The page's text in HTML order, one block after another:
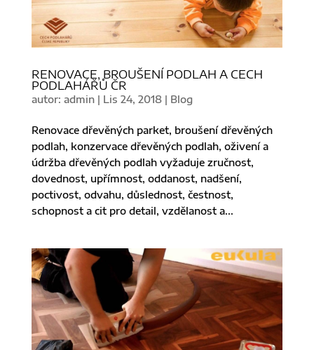
RENOVACE, BROUŠENÍ PODLAH A CECH
PODLAHÁŘŮ ČR
autor: admin| Lis 24, 2018| Blog
Renovace dřevěných parket, broušení dřevěných
podlah, konzervace dřevěných podlah, oživení a
údržba dřevěných podlah vyžaduje zručnost,
dovednost, upřímnost, oddanost, nadšení,
poctivost, odvahu, důslednost, čestnost,
schopnost a cit pro detail, vzdělanost a...